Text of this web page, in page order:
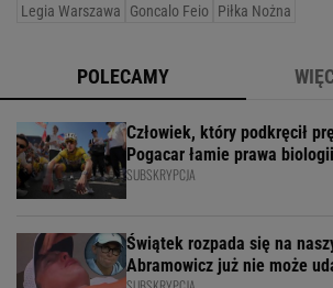
Legia Warszawa Goncalo Feio Piłka Nożna
POLECAMY
Człowiek, który podkręcił
Pogacar łamie prawa
SUBSKRYPCJA
Świątek rozpada się na
Abramowicz już nie może